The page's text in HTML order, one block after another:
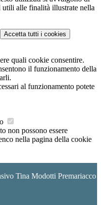
utili alle finalità illustrate nella
Accetta tutti i cookies
quali cookie consentire.
il funzionamento della
al funzionamento potete
non possono essere
nella pagina della cookie
Tina Modotti Premariacco